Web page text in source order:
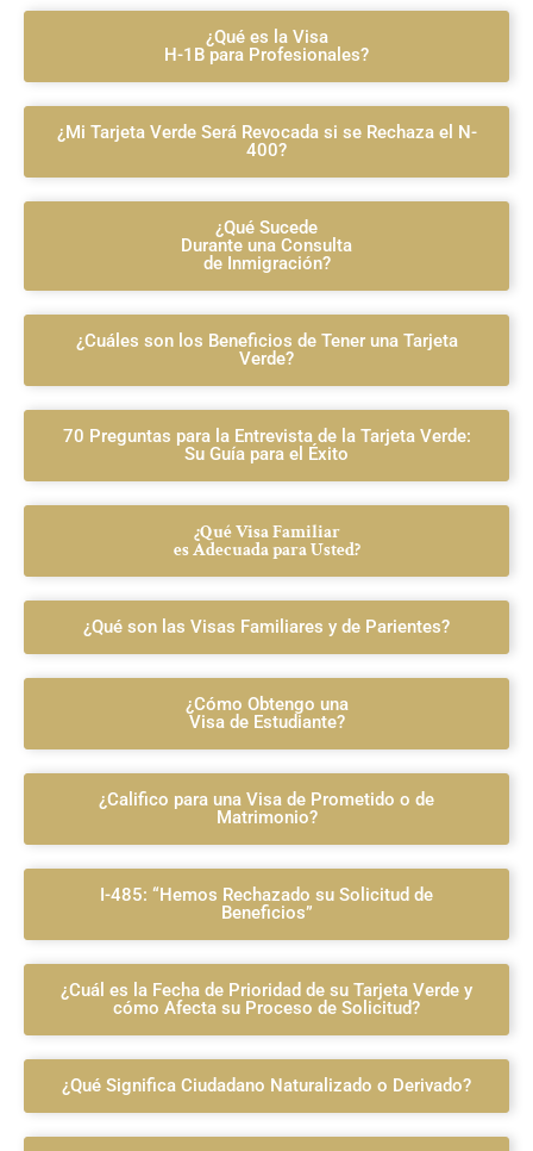
¿Qué es la Visa
H-1B para Profesionales?
¿Mi Tarjeta Verde Será Revocada si se Rechaza el N-
400?
¿Qué Sucede
Durante una Consulta
de Inmigración?
¿Cuáles son los Beneficios de Tener una Tarjeta
Verde?
70 Preguntas para la Entrevista de la Tarjeta Verde:
Su Guía para el Éxito
¿Qué Visa Familiar
es Adecuada para Usted?
¿Qué son las Visas Familiares y de Parientes?
¿Cómo Obtengo una
Visa de Estudiante?
¿Califico para una Visa de Prometido o de
Matrimonio?
I-485: “Hemos Rechazado su Solicitud de
Beneficios”
¿Cuál es la Fecha de Prioridad de su Tarjeta Verde y
cómo Afecta su Proceso de Solicitud?
¿Qué Significa Ciudadano Naturalizado o Derivado?